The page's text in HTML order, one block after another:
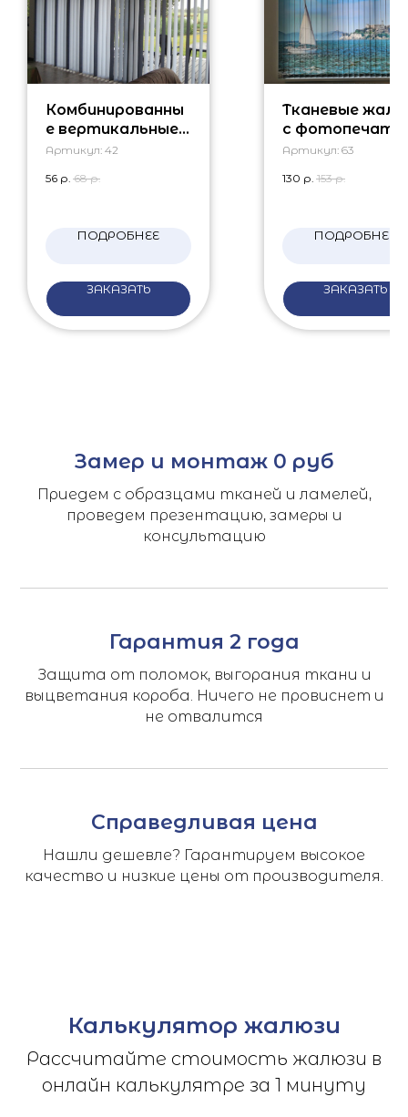
Комбинированны
е вертикальные
жалюзи
Артикул: 42
56 р. 68 р.
ПОДРОБНЕЕ
ЗАКАЗАТЬ
Тканевые
с
Артикул: 63
130 р. 153 р.
ПОДРОБНЕЕ
ЗАКАЗАТЬ
Замер и монтаж 0 руб
Приедем с образцами тканей и ламелей,
проведем презентацию, замеры и
консультацию
Гарантия 2 года
Защита от поломок, выгорания ткани и
выцветания короба. Ничего не провиснет и
не отвалится
Справедливая цена
Нашли дешевле? Гарантируем высокое
качество и низкие цены от производителя.
Калькулятор жалюзи
Рассчитайте стоимость жалюзи в
онлайн калькулятре за 1 минуту